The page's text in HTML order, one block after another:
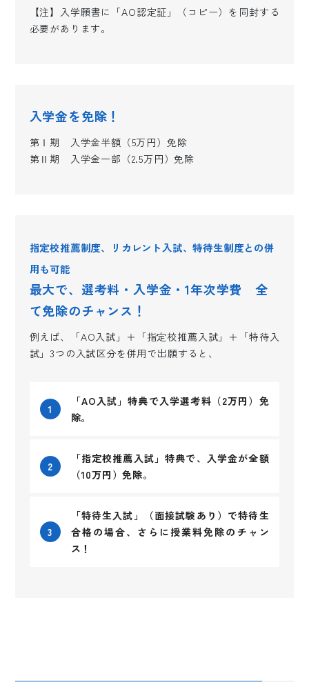
【注】入学願書に「AO認定証」（コピー）を同封する
必要があります。
入学金を免除！
第Ⅰ期 入学金半額（5万円）免除
第Ⅱ期 入学金一部（2.5万円）免除
指定校推薦制度、リカレント入試、特待生制度との併
用も可能
最大で、選考料・入学金・1年次学費 全
て免除のチャンス！
例えば、「AO入試」＋「指定校推薦入試」＋「特待入
試」3つの入試区分を併用で出願すると、
1
「AO入試」特典で入学選考料（2万円）免
除。
2
「指定校推薦入試」特典で、入学金が全額
（10万円）免除。
3
「特待生入試」（面接試験あり）で特待生
合格の場合、さらに授業料免除のチャン
ス！